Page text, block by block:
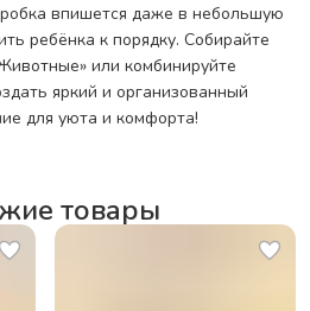
впишется даже в небольшую
ребёнка к порядку. Собирайте
или комбинируйте
яркий и организованный
для уюта и комфорта!
товары